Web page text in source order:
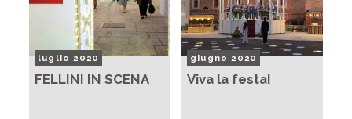
luglio 2020
FELLINI IN SCENA
giugno 2020
Viva la festa!